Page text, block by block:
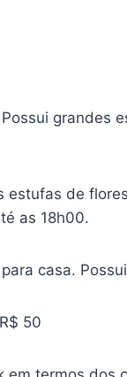
grandes
estufas de
as 18h00.
casa.
50